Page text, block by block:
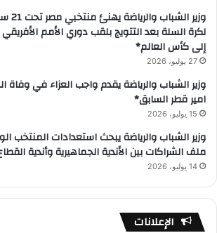
لكرة السلة بعد التتويج بلقب دوري الأمم
إلى كأس العالم*
27 يوليو، 2026
وزير الشباب والرياضة يقدم واجب العزاء في
امير قطر السابق*
15 يوليو، 2026
وزير الشباب والرياضة يبحث استعدادات
ملف الشراكات بين الأندية الجماهيرية وأندية
14 يوليو، 2026
الإعلانات